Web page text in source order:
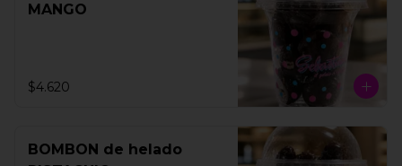
MANGO
$4.620
BOMBON de helado